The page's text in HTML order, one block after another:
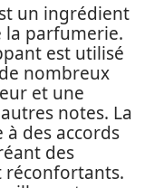
un ingrédient
la parfumerie.
est utilisé
nombreux
et une
notes. La
à des accords
des
réconfortants.